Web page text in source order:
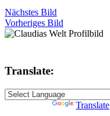
Nächstes Bild
Vorheriges Bild
Translate:
Translate